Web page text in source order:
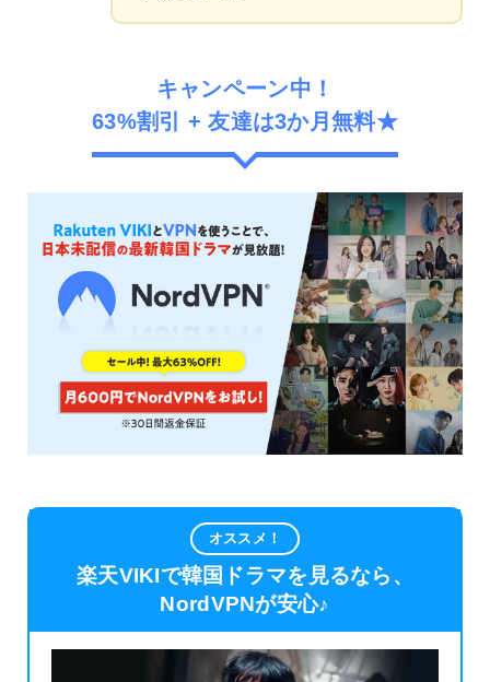
キャンペーン中！
63%割引 + 友達は3か月無料★
オススメ！
楽天VIKIで韓国ドラマを見るなら、
NordVPNが安心♪